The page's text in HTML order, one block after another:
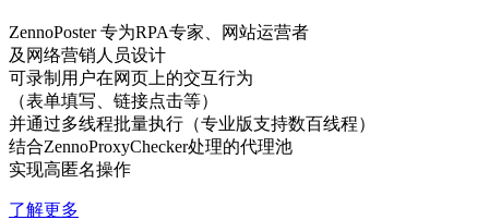
ZennoPoster 专为RPA专家、网站运营者
及网络营销人员设计
可录制用户在网页上的交互行为
（表单填写、链接点击等）
并通过多线程批量执行（专业版支持数百线程）
结合ZennoProxyChecker处理的代理池
实现高匿名操作
了解更多